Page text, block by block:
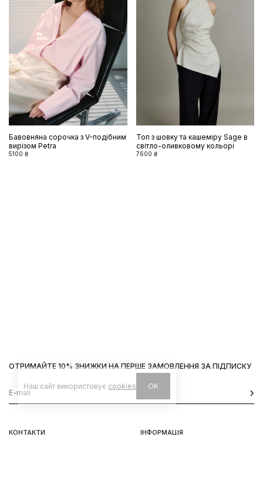
Бавовняна сорочка з V-подібним
вирізом Petra
5100 ₴
Топ з шовку та кашеміру Sage в
світло-оливковому кольорі
7600 ₴
КОНТАКТИ ІНФОРМАЦІЯ
ОТРИМАЙТЕ 10% ЗНИЖКИ НА ПЕРШЕ ЗАМОВЛЕННЯ ЗА ПІДПИСКУ
Наш сайт використовує cookies OK